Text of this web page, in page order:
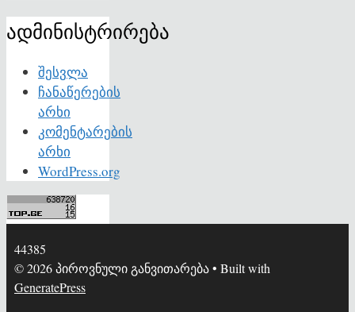
ადმინისტრირება
შესვლა
ჩანაწერების
არხი
კომენტარების
არხი
WordPress.org
44385
© 2026 პიროვნული განვითარება• Built with
GeneratePress